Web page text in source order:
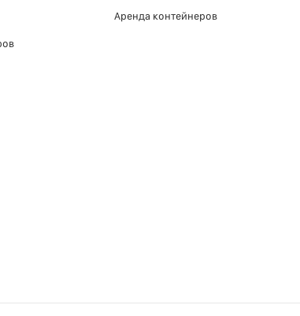
Аренда контейнеров